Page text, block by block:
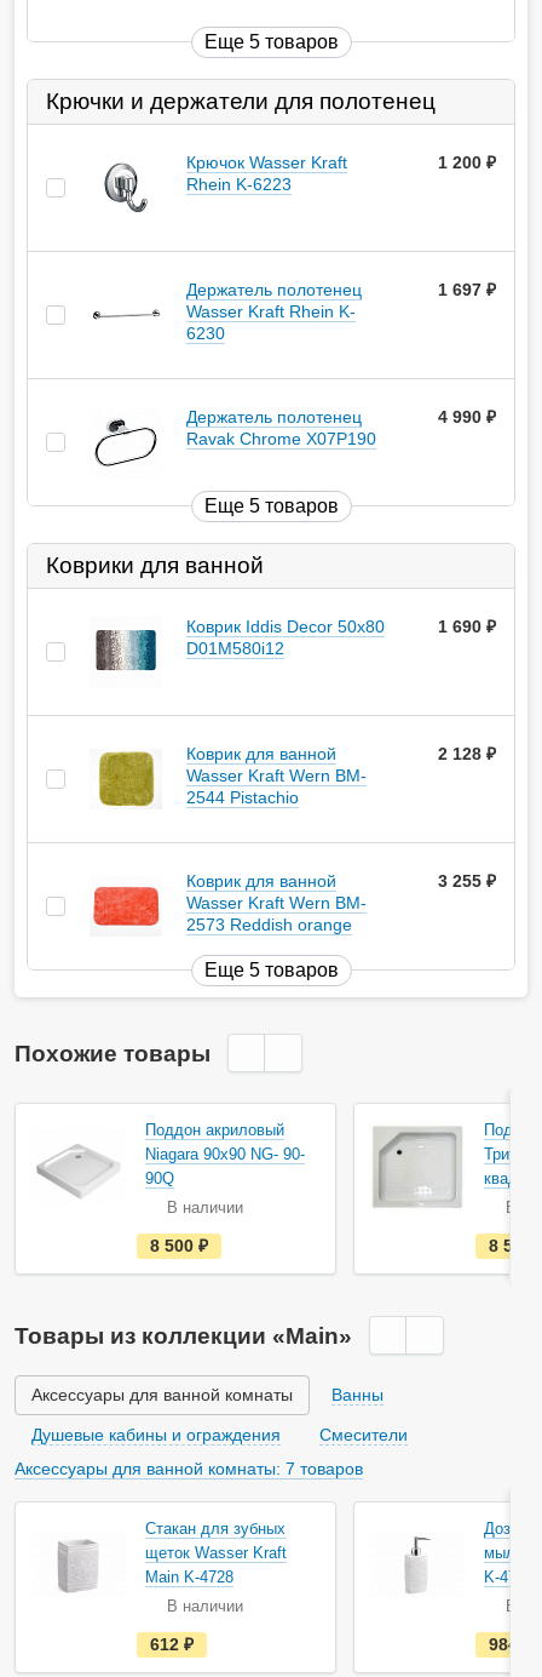
Еще 5 товаров
Крючки и держатели для полотенец
Крючок Wasser Kraft
Rhein K-6223
1 200
Держатель полотенец
Wasser Kraft Rhein K-
6230
1 697
Держатель полотенец
Ravak Chrome X07P190
4 990
Еще 5 товаров
Коврики для ванной
Коврик Iddis Decor 50х80
D01M580i12
1 690
Коврик для ванной
Wasser Kraft Wern BM-
2544 Pistachio
2 128
Коврик для ванной
Wasser Kraft Wern BM-
2573 Reddish orange
3 255
Еще 5 товаров
Похожие товары
Поддон акриловый
Niagara 90х90 NG- 90-
90Q
В наличии
е
с
т
а
и
ч
и
и
8 500
Акция
Тритон
В
8 510
Товары из коллекции «Main»
Аксессуары для ванной комнаты Ванны
Душевые кабины и ограждения
Смесители
Аксессуары для ванной комнаты: 7 товаров
Стакан для зубных
щеток Wasser Kraft
Main K-4728
В наличии
е
с
т
612
мыла
K-4799
В
984